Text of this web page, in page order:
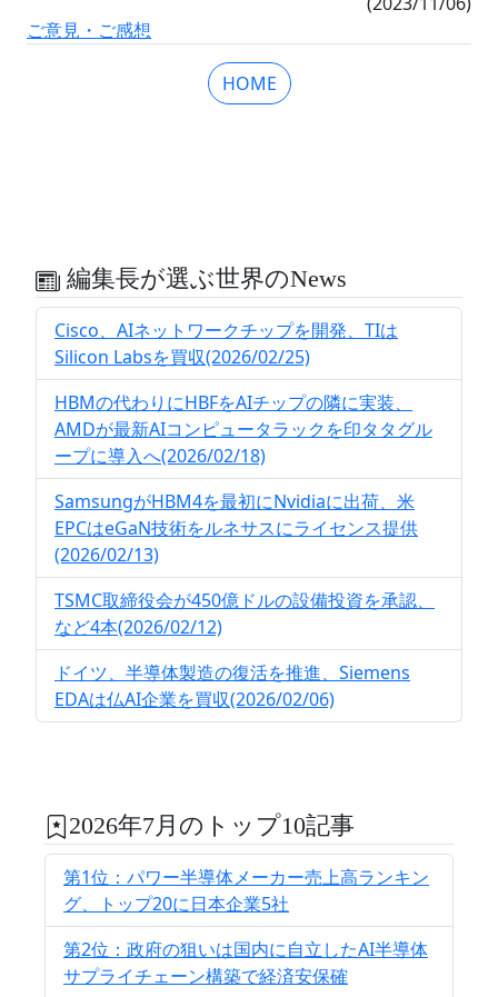
ご意見・ご感想
HOME
編集長が選ぶ世界のNews
Cisco、AIネットワークチップを開発、TIは
Silicon Labsを買収(2026/02/25)
HBMの代わりにHBFをAIチップの隣に実装、
AMDが最新AIコンピュータラックを印タタグル
ープに導入へ(2026/02/18)
SamsungがHBM4を最初にNvidiaに出荷、米
EPCはeGaN技術をルネサスにライセンス提供
(2026/02/13)
TSMC取締役会が450億ドルの設備投資を承認、
など4本(2026/02/12)
ドイツ、半導体製造の復活を推進、Siemens
EDAは仏AI企業を買収(2026/02/06)
2026年7月のトップ10記事
第1位：パワー半導体メーカー売上高ランキン
グ、トップ20に日本企業5社
第2位：政府の狙いは国内に自立したAI半導体
サプライチェーン構築で経済安保確